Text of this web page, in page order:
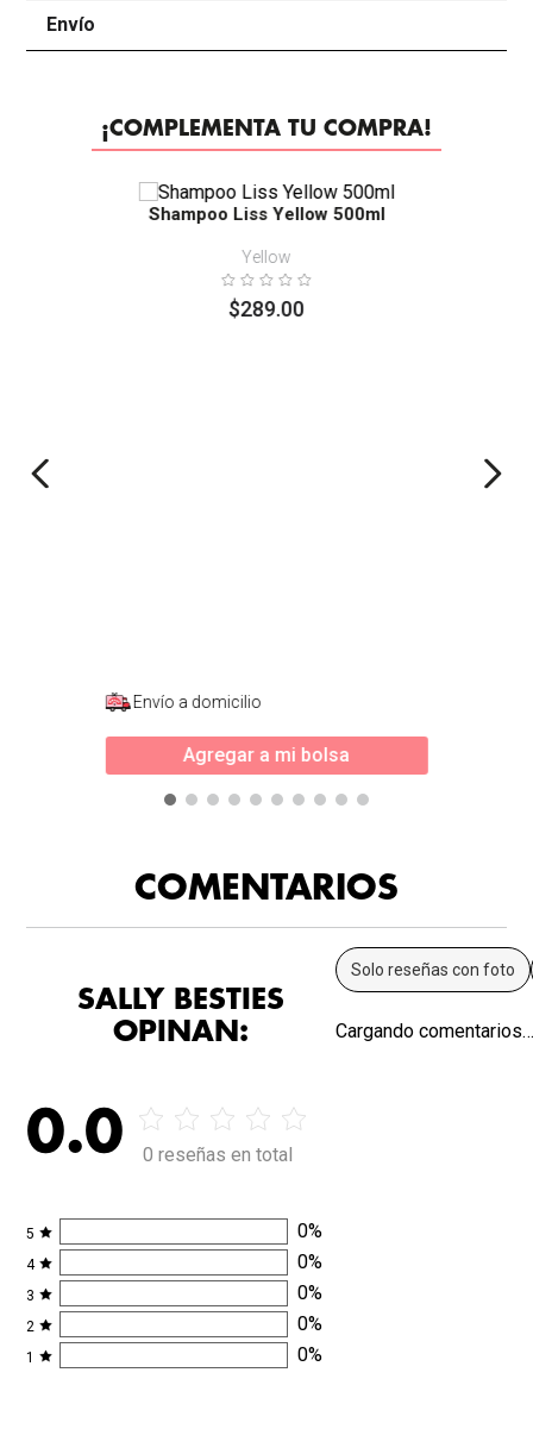
Envío
¡COMPLEMENTA TU COMPRA!
Shampoo Liss Yellow 500ml
Yellow
$289.00
Envío a domicilio
Agregar a mi bolsa
COMENTARIOS
SALLY BESTIES
OPINAN:
0.0 0 reseñas en total
5 0%
4 0%
3 0%
2 0%
1 0%
Solo reseñas con foto
Cargando